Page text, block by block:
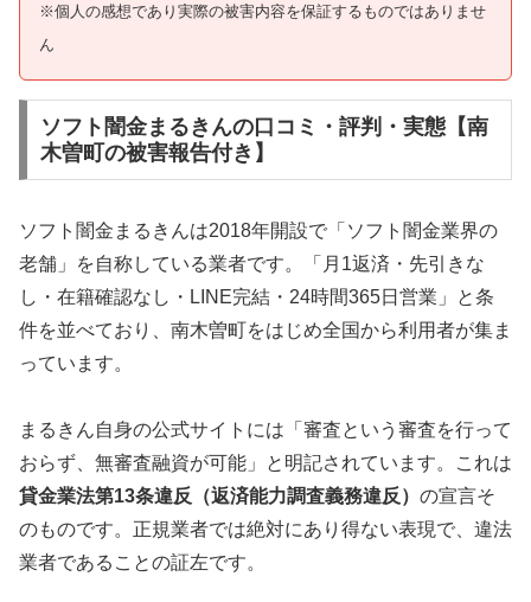
※個人の感想であり実際の被害内容を保証するものではありませ
ん
ソフト闇金まるきんの口コミ・評判・実態【南
木曽町の被害報告付き】
ソフト闇金まるきんは2018年開設で「ソフト闇金業界の
老舗」を自称している業者です。「月1返済・先引きな
し・在籍確認なし・LINE完結・24時間365日営業」と条
件を並べており、南木曽町をはじめ全国から利用者が集ま
っています。
まるきん自身の公式サイトには「審査という審査を行って
おらず、無審査融資が可能」と明記されています。これは
貸金業法第13条違反（返済能力調査義務違反） の宣言そ
のものです。正規業者では絶対にあり得ない表現で、違法
業者であることの証左です。